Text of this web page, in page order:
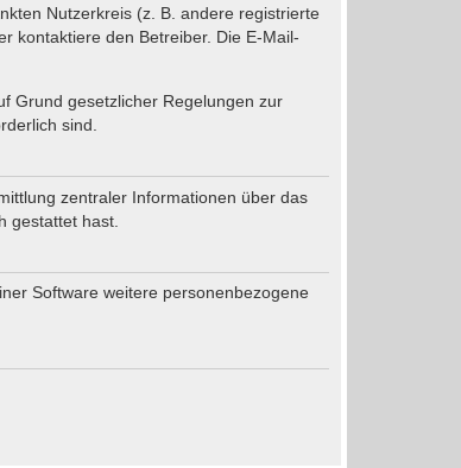
Nutzerkreis (z. B. andere registrierte
kontaktiere den Betreiber. Die E-Mail-
Grund gesetzlicher Regelungen zur
sind.
zentraler Informationen über das
gestattet hast.
Software weitere personenbezogene